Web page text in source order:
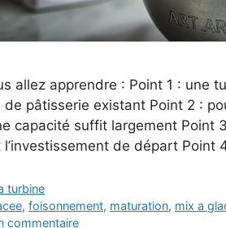
allez apprendre : Point 1 : une
de pâtisserie existant Point 2 :
capacité suffit largement Point
de départ Point
turbine
,foisonnement, maturation, mix a
commentaire